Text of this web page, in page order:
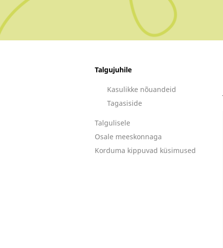
Talgujuhile
Kasulikke nõuandeid
Tagasiside
Talgulisele
Osale meeskonnaga
Korduma kippuvad küsimused